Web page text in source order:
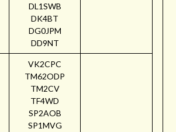
DL1SWB
DK4BT
DG0JPM
DD9NT
VK2CPC
TM62ODP
TM2CV
TF4WD
SP2AOB
SP1MVG